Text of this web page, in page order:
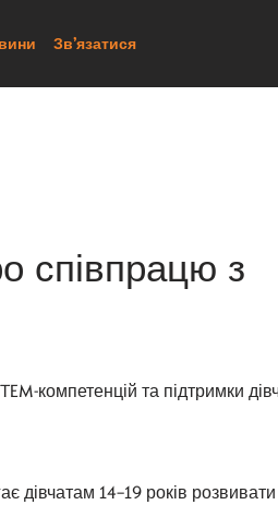
Зв’язатися
співпрацю з
компетенцій та підтримки
дівчатам 14–19 років розвивати